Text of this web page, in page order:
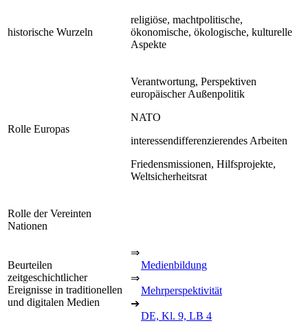
historische Wurzeln
religiöse, machtpolitische,
ökonomische, ökologische, kulturelle
Aspekte
Rolle Europas
Verantwortung, Perspektiven
europäischer Außenpolitik
NATO
interessendifferenzierendes Arbeiten
Friedensmissionen, Hilfsprojekte,
Weltsicherheitsrat
Rolle der Vereinten
Nationen
Beurteilen
zeitgeschichtlicher
Ereignisse in traditionellen
und digitalen Medien
⇒
Medienbildung
⇒
Mehrperspektivität
➔
DE, Kl. 9, LB 4